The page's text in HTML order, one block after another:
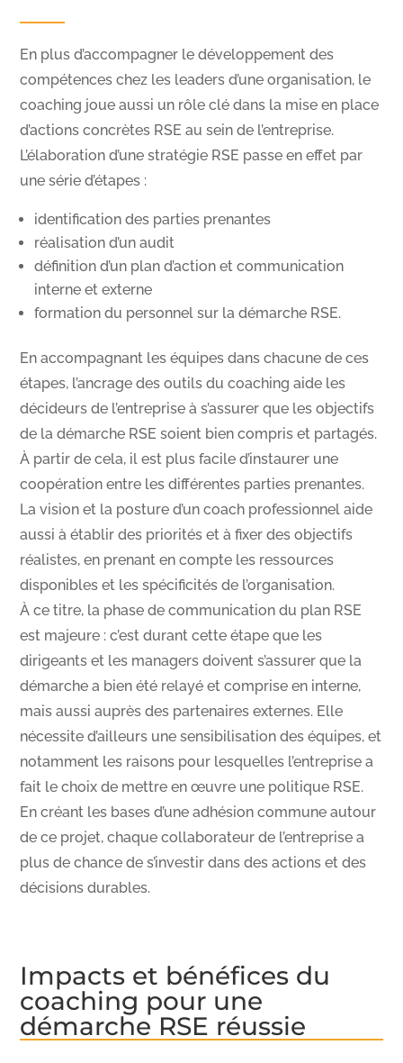
En plus d’accompagner le développement des
compétences chez les leaders d’une organisation, le
coaching joue aussi un rôle clé dans la mise en place
d’actions concrètes RSE au sein de l’entreprise.
L’élaboration d’une stratégie RSE passe en effet par
une série d’étapes :
identification des parties prenantes
réalisation d’un audit
définition d’un plan d’action et communication
interne et externe
formation du personnel sur la démarche RSE.
En accompagnant les équipes dans chacune de ces
étapes, l’ancrage des outils du coaching aide les
décideurs de l’entreprise à s’assurer que les objectifs
de la démarche RSE soient bien compris et partagés.
À partir de cela, il est plus facile d’instaurer une
coopération entre les différentes parties prenantes.
La vision et la posture d’un coach professionnel aide
aussi à établir des priorités et à fixer des objectifs
réalistes, en prenant en compte les ressources
disponibles et les spécificités de l’organisation.
À ce titre, la phase de communication du plan RSE
est majeure : c’est durant cette étape que les
dirigeants et les managers doivent s’assurer que la
démarche a bien été relayé et comprise en interne,
mais aussi auprès des partenaires externes. Elle
nécessite d’ailleurs une sensibilisation des équipes, et
notamment les raisons pour lesquelles l’entreprise a
fait le choix de mettre en œuvre une politique RSE.
En créant les bases d’une adhésion commune autour
de ce projet, chaque collaborateur de l’entreprise a
plus de chance de s’investir dans des actions et des
décisions durables.
Impacts et bénéfices du
coaching pour une
démarche RSE réussie